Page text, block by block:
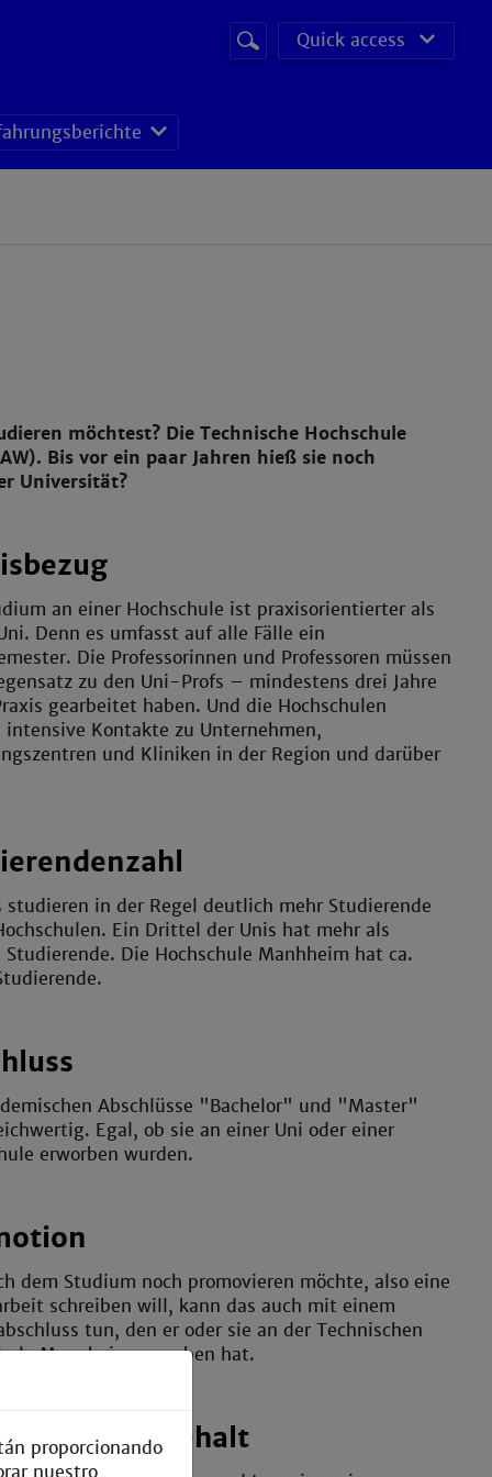
Suchbegriff
Suche
starten
Quick access
möchtest? Die Technische Hochschule
Bis vor ein paar Jahren hieß sie noch
Universität?
an einer Hochschule ist praxisorientierter als
Denn es umfasst auf alle Fälle ein
Die Professorinnen und Professoren müssen
zu den Uni-Profs – mindestens drei Jahre
gearbeitet haben. Und die Hochschulen
intensive Kontakte zu Unternehmen,
und Kliniken in der Region und darüber
studieren in der Regel deutlich mehr Studierende
Ein Drittel der Unis hat mehr als
Die Hochschule Manhheim hat ca.
Abschlüsse "Bachelor" und "Master"
Egal, ob sie an einer Uni oder einer
erworben wurden.
dem Studium noch promovieren möchte, also eine
schreiben will, kann das auch mit einem
tun, den er oder sie an der Technischen
Mannheim erworben hat.
Einstiegsgehalt
proporcionando
nuestro